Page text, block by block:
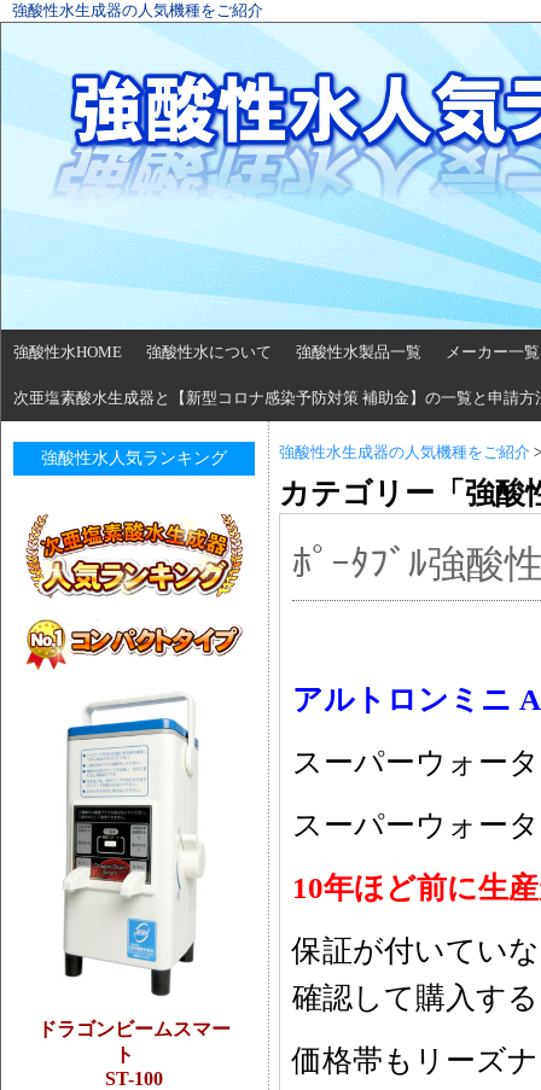
強酸性水生成器の人気機種をご紹介
強酸性水HOME 強酸性水について 強酸性水製品一覧 メーカー一覧
次亜塩素酸水生成器と【新型コロナ感染予防対策 補助金】の一覧と申請方
強酸性水人気ランキング
ドラゴンビームスマー
ト
ST-100
強酸性水生成器の人気機種をご紹介
カテゴリー「強酸
ﾎﾟｰﾀﾌﾞﾙ強酸
アルトロンミニ
スーパーウォー
スーパーウォー
10年ほど前に生
保証が付いてい
確認して購入す
価格帯もリーズ